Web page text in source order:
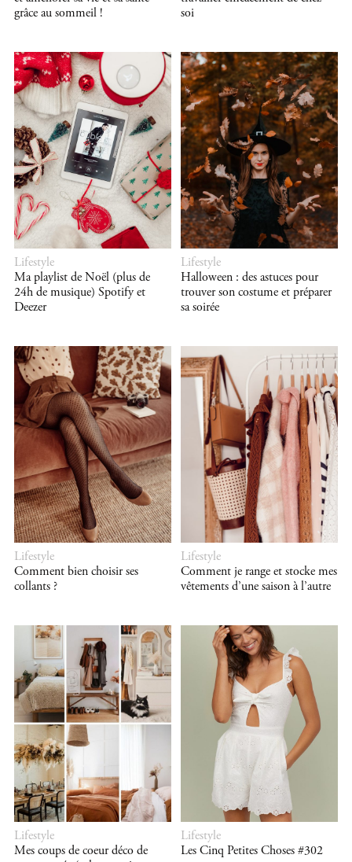
grâce au sommeil !
soi
Lifestyle
Ma playlist de Noël (plus de
24h de musique) Spotify et
Deezer
Lifestyle
Halloween : des astuces pour
trouver son costume et préparer
sa soirée
Lifestyle
Comment bien choisir ses
collants ?
Lifestyle
Comment je range et stocke mes
vêtements d’une saison à l’autre
Lifestyle
Mes coups de coeur déco de
Lifestyle
Les Cinq Petites Choses #302